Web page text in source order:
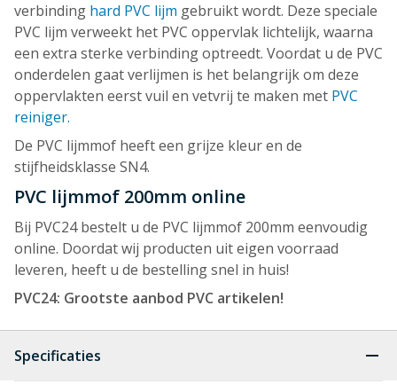
verbinding hard PVC lijm gebruikt wordt. Deze speciale
PVC lijm verweekt het PVC oppervlak lichtelijk, waarna
een extra sterke verbinding optreedt. Voordat u de PVC
onderdelen gaat verlijmen is het belangrijk om deze
oppervlakten eerst vuil en vetvrij te maken met PVC
reiniger.
De PVC lijmmof heeft een grijze kleur en de
stijfheidsklasse SN4.
PVC lijmmof 200mm online
Bij PVC24 bestelt u de PVC lijmmof 200mm eenvoudig
online. Doordat wij producten uit eigen voorraad
leveren, heeft u de bestelling snel in huis!
PVC24: Grootste aanbod PVC artikelen!
Specificaties